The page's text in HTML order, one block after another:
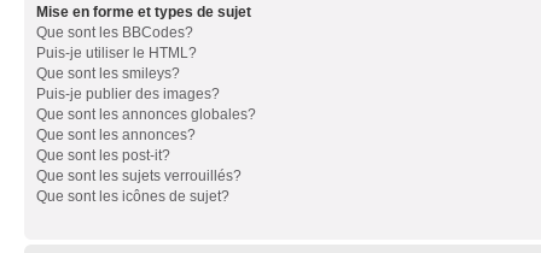
Mise en forme et types de sujet
Que sont les BBCodes?
Puis-je utiliser le HTML?
Que sont les smileys?
Puis-je publier des images?
Que sont les annonces globales?
Que sont les annonces?
Que sont les post-it?
Que sont les sujets verrouillés?
Que sont les icônes de sujet?